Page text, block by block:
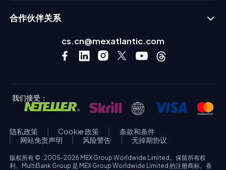
合作伙伴关系
cs.cn@mexatlantic.com
我们接受：
隐私政策 Cookie 政策
条款和条件
网站免责声明
风险警告 无掉期协议
版权所有 © : 2005-2026 MEX Group Worldwide Limited。保留所有权
利。MultiBank Group 是 MEX Group Worldwide Limited 的注册商标。香